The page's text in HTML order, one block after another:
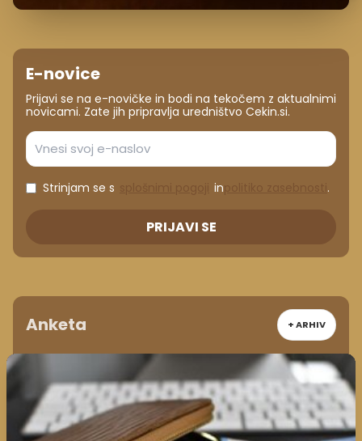
E-novice
Prijavi se na e-novičke in bodi na tekočem z aktualnimi
novicami. Zate jih pripravlja uredništvo Cekin.si.
Strinjam se s in .
PRIJAVI SE
Anketa + ARHIV